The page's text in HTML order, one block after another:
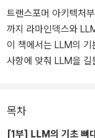
트랜스포머 아키텍처
까지 라마인덱스와
이 책에서는 LLM의
사항에 맞춰 LLM을 길
나지 않고 실제 운영과
목차
[1부] LLM의 기초 뼈